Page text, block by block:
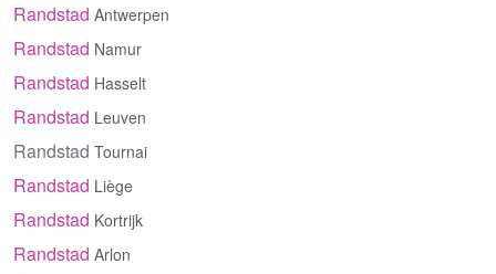
Randstad Antwerpen
Randstad Namur
Randstad Hasselt
Randstad Leuven
Randstad Tournai
Randstad Liège
Randstad Kortrijk
Randstad Arlon